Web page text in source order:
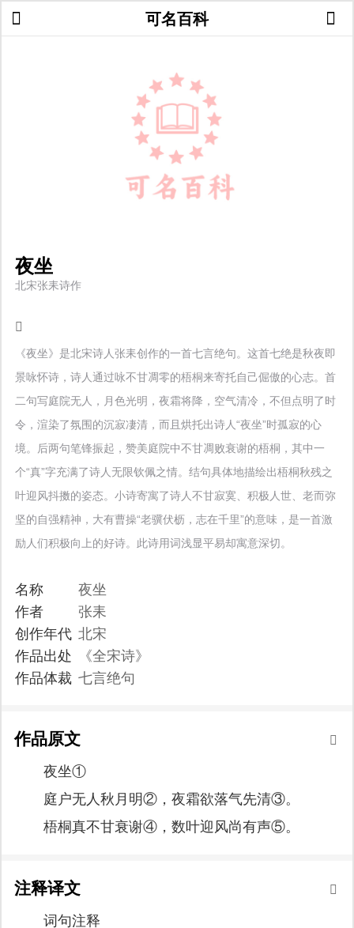
可名百科
夜坐
北宋张耒诗作
《夜坐》是北宋诗人张耒创作的一首七言绝句。这首七绝是秋夜即
景咏怀诗，诗人通过咏不甘凋零的梧桐来寄托自己倔傲的心志。首
二句写庭院无人，月色光明，夜霜将降，空气清冷，不但点明了时
令，渲染了氛围的沉寂凄清，而且烘托出诗人“夜坐”时孤寂的心
境。后两句笔锋振起，赞美庭院中不甘凋败衰谢的梧桐，其中一
个“真”字充满了诗人无限钦佩之情。结句具体地描绘出梧桐秋残之
叶迎风抖擞的姿态。小诗寄寓了诗人不甘寂寞、积极人世、老而弥
坚的自强精神，大有曹操“老骥伏枥，志在千里”的意味，是一首激
励人们积极向上的好诗。此诗用词浅显平易却寓意深切。
名称
夜坐
作者
张耒
创作年代 北宋
作品出处
《全宋诗》
作品体裁 七言绝句
作品原文
夜坐①
庭户无人秋月明②，夜霜欲落气先清③。
梧桐真不甘衰谢④，数叶迎风尚有声⑤。
注释译文
词句注释